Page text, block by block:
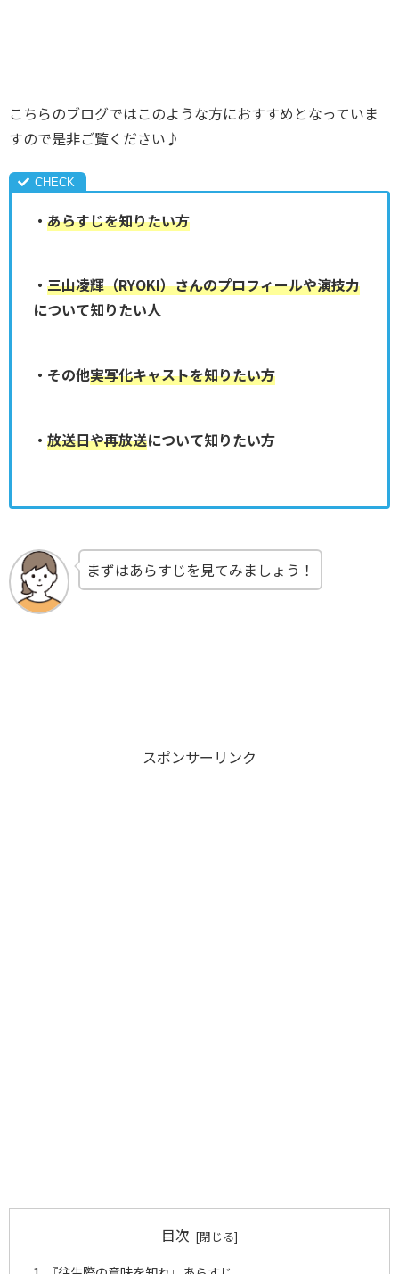
こちらのブログではこのような方におすすめとなっていま
すので是非ご覧ください♪
・ あらすじを知りたい方
・ 三山凌輝（RYOKI）さんのプロフィールや演技力
について知りたい人
・その他実写化キャストを知りたい方
・ 放送日や再放送について知りたい方
まずはあらすじを見てみましょう！
スポンサーリンク
目次